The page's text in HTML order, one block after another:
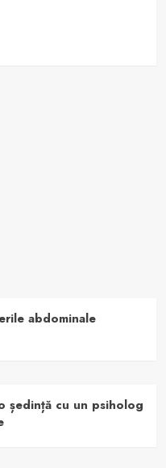
abdominale
ședință cu un psiholog